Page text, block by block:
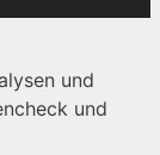
und
und